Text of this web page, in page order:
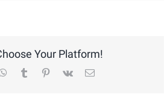
Your Platform!
whatsapptumblr pinterest
vk Email